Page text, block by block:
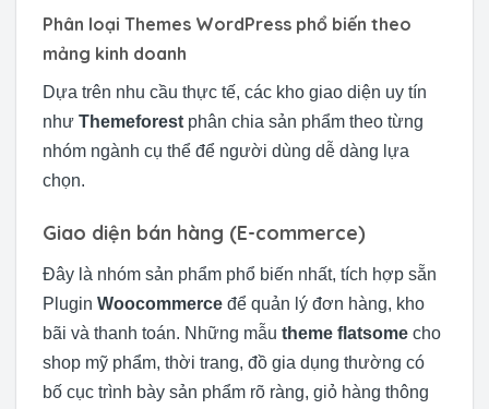
Phân loại Themes WordPress phổ biến theo
mảng kinh doanh
Dựa trên nhu cầu thực tế, các kho giao diện uy tín
như Themeforest phân chia sản phẩm theo từng
nhóm ngành cụ thể để người dùng dễ dàng lựa
chọn.
Giao diện bán hàng (E-commerce)
Đây là nhóm sản phẩm phổ biến nhất, tích hợp sẵn
Plugin Woocommerce để quản lý đơn hàng, kho
bãi và thanh toán. Những mẫu theme flatsome cho
shop mỹ phẩm, thời trang, đồ gia dụng thường có
bố cục trình bày sản phẩm rõ ràng, giỏ hàng thông